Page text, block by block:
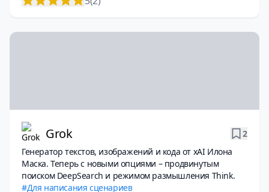
Grok
2
Генератор текстов, изображений и кода от xAI Илона
Маска. Теперь с новыми опциями – продвинутым
поиском DeepSearch и режимом размышления Think.
Для написания сценариев